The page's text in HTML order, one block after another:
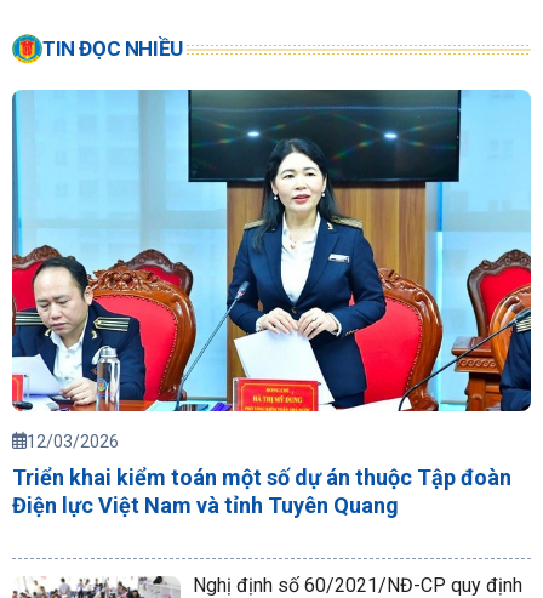
TIN ĐỌC NHIỀU
12/03/2026
Triển khai kiểm toán một số dự án thuộc Tập đoàn
Điện lực Việt Nam và tỉnh Tuyên Quang
Nghị định số 60/2021/NĐ-CP quy định